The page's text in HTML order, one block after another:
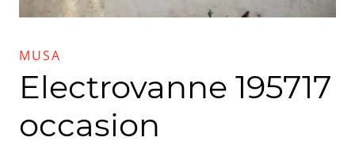
MUSA
Electrovanne 195717
occasion